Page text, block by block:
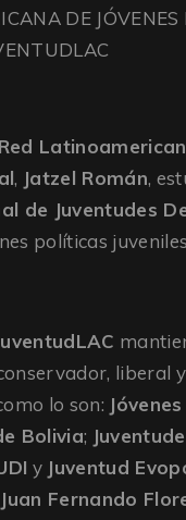
DE
Red
, Jatzel Román,
de Juventudes
políticas
liberal
lo son:
Bolivia;
y Juventud
Juan Fernando